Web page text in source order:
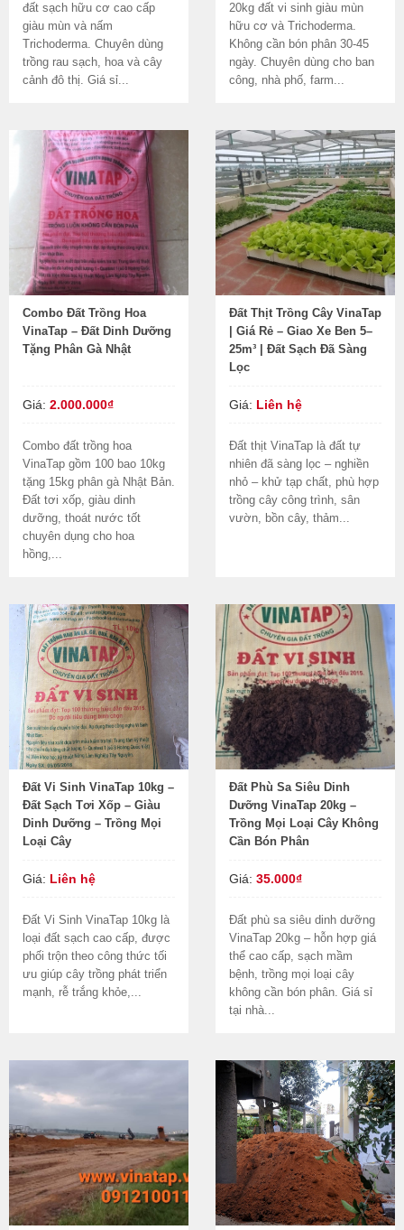
đất sạch hữu cơ cao cấp
giàu mùn và nấm
Trichoderma. Chuyên dùng
trồng rau sạch, hoa và cây
cảnh đô thị. Giá sỉ...
20kg đất vi sinh giàu mùn
hữu cơ và Trichoderma.
Không cần bón phân 30-45
ngày. Chuyên dùng cho ban
công, nhà phố, farm...
Combo Đất Trồng Hoa
VinaTap – Đất Dinh Dưỡng
Tặng Phân Gà Nhật
Giá: 2.000.000₫
Combo đất trồng hoa
VinaTap gồm 100 bao 10kg
tặng 15kg phân gà Nhật Bản.
Đất tơi xốp, giàu dinh
dưỡng, thoát nước tốt
chuyên dụng cho hoa
hồng,...
Đất Thịt Trồng Cây VinaTap
| Giá Rẻ – Giao Xe Ben 5–
25m³ | Đất Sạch Đã Sàng
Lọc
Giá: Liên hệ
Đất thịt VinaTap là đất tự
nhiên đã sàng lọc – nghiền
nhỏ – khử tạp chất, phù hợp
trồng cây công trình, sân
vườn, bồn cây, thảm...
Đất Vi Sinh VinaTap 10kg –
Đất Sạch Tơi Xốp – Giàu
Dinh Dưỡng – Trồng Mọi
Loại Cây
Giá: Liên hệ
Đất Vi Sinh VinaTap 10kg là
loại đất sạch cao cấp, được
phối trộn theo công thức tối
ưu giúp cây trồng phát triển
mạnh, rễ trắng khỏe,...
Đất Phù Sa Siêu Dinh
Dưỡng VinaTap 20kg –
Trồng Mọi Loại Cây Không
Cần Bón Phân
Giá: 35.000₫
Đất phù sa siêu dinh dưỡng
VinaTap 20kg – hỗn hợp giá
thể cao cấp, sạch mầm
bệnh, trồng mọi loại cây
không cần bón phân. Giá sỉ
tại nhà...